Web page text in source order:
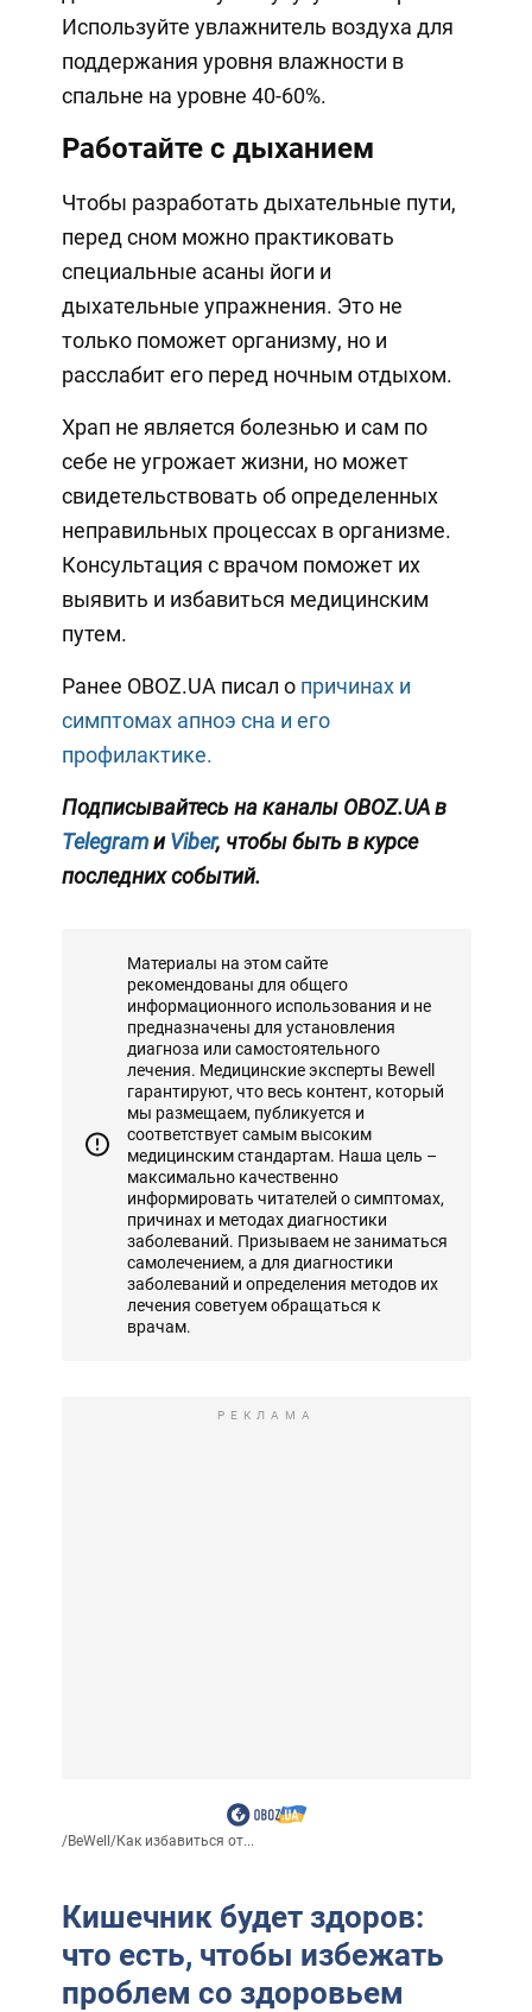
Используйте увлажнитель воздуха для
поддержания уровня влажности в
спальне на уровне 40-60%.
Работайте с дыханием
Чтобы разработать дыхательные пути,
перед сном можно практиковать
специальные асаны йоги и
дыхательные упражнения. Это не
только поможет организму, но и
расслабит его перед ночным отдыхом.
Храп не является болезнью и сам по
себе не угрожает жизни, но может
свидетельствовать об определенных
неправильных процессах в организме.
Консультация с врачом поможет их
выявить и избавиться медицинским
путем.
Ранее OBOZ.UA писал о причинах и
симптомах апноэ сна и его
профилактике.
Подписывайтесь на каналы OBOZ.UA в
TelegramиViber, чтобы быть в курсе
последних событий.
Материалы на этом сайте
рекомендованы для общего
информационного использования и не
предназначены для установления
диагноза или самостоятельного
лечения. Медицинские эксперты Bewell
гарантируют, что весь контент, который
мы размещаем, публикуется и
соответствует самым высоким
медицинским стандартам. Наша цель –
максимально качественно
информировать читателей о симптомах,
причинах и методах диагностики
заболеваний. Призываем не заниматься
самолечением, а для диагностики
заболеваний и определения методов их
лечения советуем обращаться к
врачам.
РЕКЛАМА
/BeWell/Как избавиться от...
Кишечник будет здоров:
что есть, чтобы избежать
проблем со здоровьем